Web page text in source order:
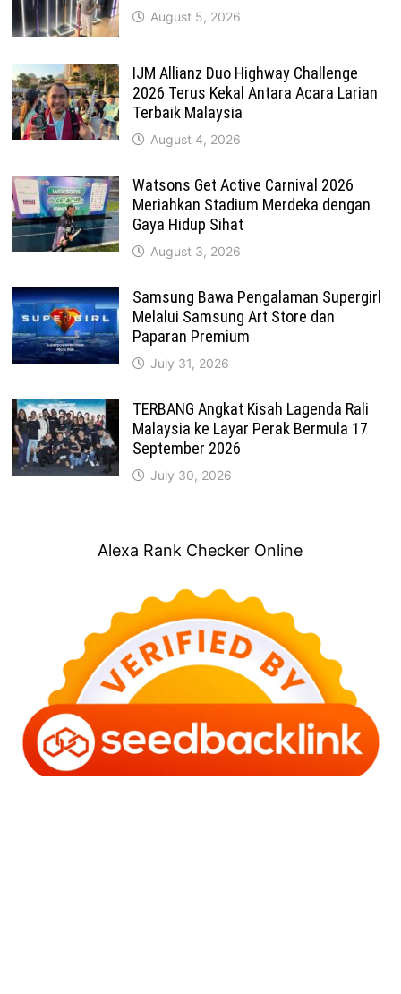
August 5, 2026
IJM Allianz Duo Highway Challenge
2026 Terus Kekal Antara Acara Larian
Terbaik Malaysia
August 4, 2026
Watsons Get Active Carnival 2026
Meriahkan Stadium Merdeka dengan
Gaya Hidup Sihat
August 3, 2026
Samsung Bawa Pengalaman Supergirl
Melalui Samsung Art Store dan
Paparan Premium
July 31, 2026
TERBANG Angkat Kisah Lagenda Rali
Malaysia ke Layar Perak Bermula 17
September 2026
July 30, 2026
Alexa Rank Checker Online